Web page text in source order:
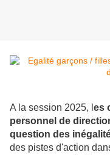
A la session 2025, l es
personnel de
question des
des pistes d'action